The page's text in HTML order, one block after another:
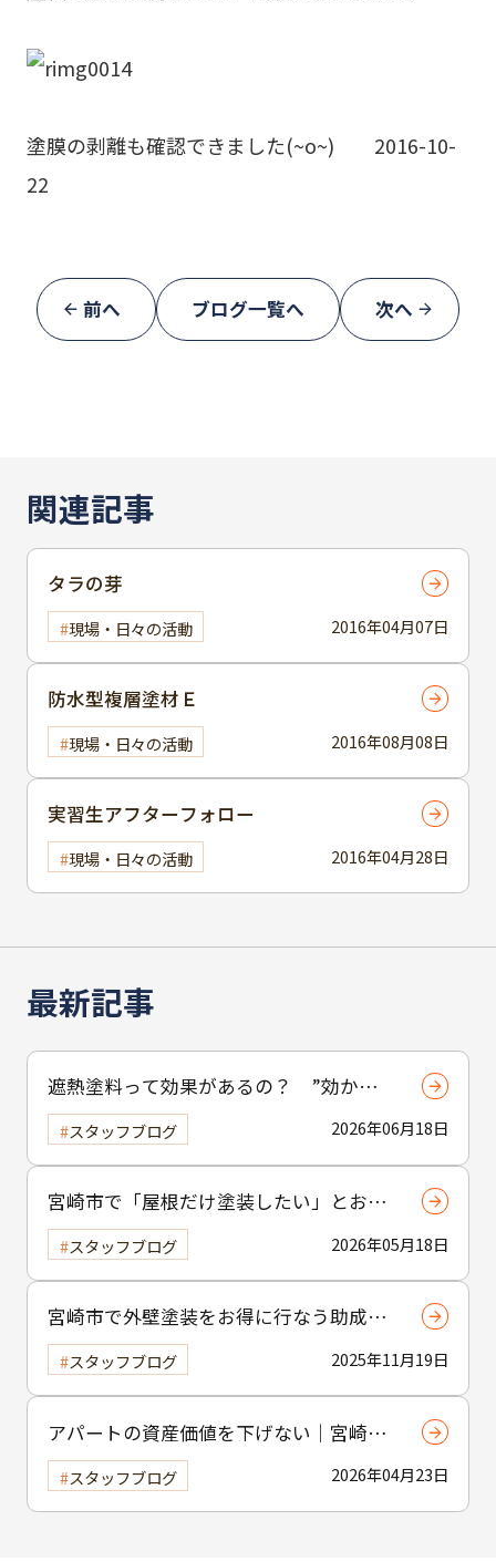
塗膜の剥離も確認できました(~o~) 2016-10-
22
前へ ブログ一覧へ 次へ
最新記事
遮熱塗料って効果があるの？ ”効かな
い”と言われる理由と正しい使い方 2026年06月18日
スタッフブログ
宮崎市で「屋根だけ塗装したい」とお考
えの方へ｜小工事・雨樋交換だけでも大
歓迎！
2026年05月18日
スタッフブログ
宮崎市で外壁塗装をお得に行なう助成金
制度の活用方法
2025年11月19日
スタッフブログ
アパートの資産価値を下げない｜宮崎市
の賃貸物件塗装のポイント
2026年04月23日
スタッフブログ
関連記事
2016年04月07日
タラの芽
現場・日々の活動
2016年08月08日
防水型複層塗材Ｅ
現場・日々の活動
2016年04月28日
実習生アフターフォロー
現場・日々の活動